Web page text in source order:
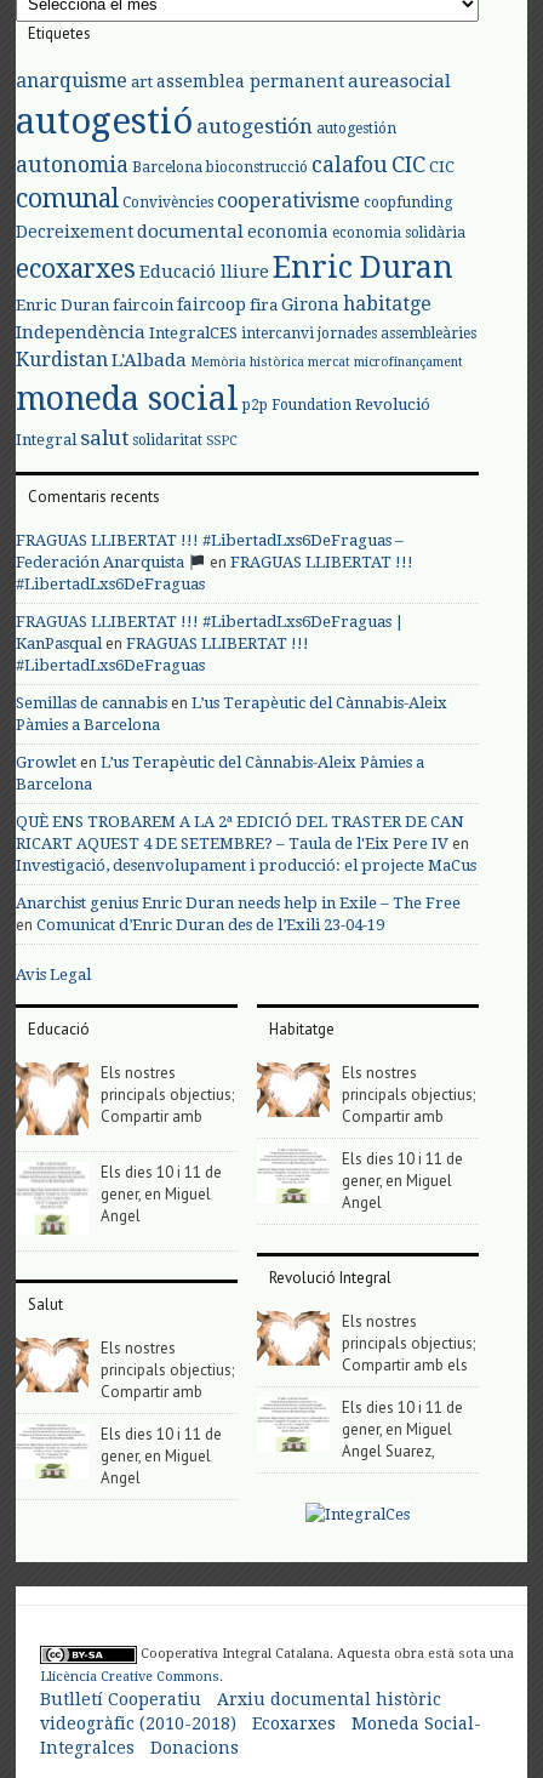
Etiquetes
anarquisme art assemblea permanent aureasocial
autogestió autogestión autogestión
autonomia Barcelona bioconstrucció calafouCIC CIC
comunal Convivències cooperativisme coopfunding
Decreixement documental economia economia solidària
ecoxarxes Educació lliure Enric Duran
Enric Duran faircoin faircoop fira Girona habitatge
Independència IntegralCES intercanvi jornades assembleàries
KurdistanL'Albada Memòria històrica mercat microfinançament
moneda social p2p Foundation Revolució
Integral salut solidaritat SSPC
Comentaris recents
FRAGUAS LLIBERTAT !!! #LibertadLxs6DeFraguas –
Federación Anarquista
enFRAGUAS LLIBERTAT !!!
#LibertadLxs6DeFraguas
FRAGUAS LLIBERTAT !!! #LibertadLxs6DeFraguas |
KanPasqualenFRAGUAS LLIBERTAT !!!
#LibertadLxs6DeFraguas
Semillas de cannabis enL’us Terapèutic del Cànnabis-Aleix
Pàmies a Barcelona
Growlet enL’us Terapèutic del Cànnabis-Aleix Pàmies a
Barcelona
QUÈ ENS TROBAREM A LA 2ª EDICIÓ DEL TRASTER DE CAN
RICART AQUEST 4 DE SETEMBRE? – Taula de l'Eix Pere IV en
Investigació, desenvolupament i producció: el projecte MaCus
Anarchist genius Enric Duran needs help in Exile – The Free
enComunicat d’Enric Duran des de l’Exili 23-04-19
Avis Legal
Educació
Els nostres
principals objectius;
Compartir amb
Els dies 10 i 11 de
gener, en Miguel
Angel
Salut
Els nostres
principals objectius;
Compartir amb
Els dies 10 i 11 de
gener, en Miguel
Angel
Habitatge
Els nostres
principals objectius;
Compartir amb
Els dies 10 i 11 de
gener, en Miguel
Angel
Revolució Integral
Els nostres
principals objectius;
Compartir amb els
Els dies 10 i 11 de
gener, en Miguel
Angel Suarez,
Cooperativa Integral Catalana. Aquesta obra està sota una
Llicència Creative Commons.
Butlletí Cooperatiu
Arxiu documental històric
videogràfic (2010-2018)
Ecoxarxes
Moneda Social-
Integralces
Donacions